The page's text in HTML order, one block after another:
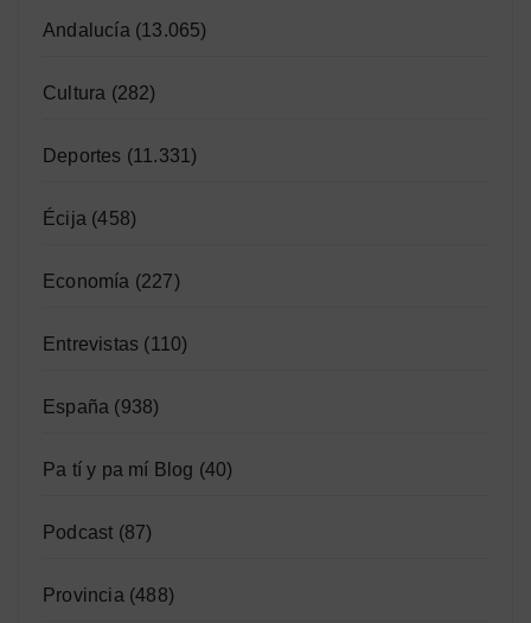
Andalucía (13.065)
Cultura (282)
Deportes (11.331)
Écija (458)
Economía (227)
Entrevistas (110)
España (938)
Pa tí y pa mí Blog (40)
Podcast (87)
Provincia (488)